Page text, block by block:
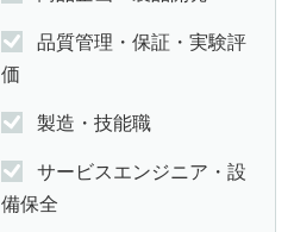
品質管理・保証・実験評
価
製造・技能職
サービスエンジニア・設
備保全